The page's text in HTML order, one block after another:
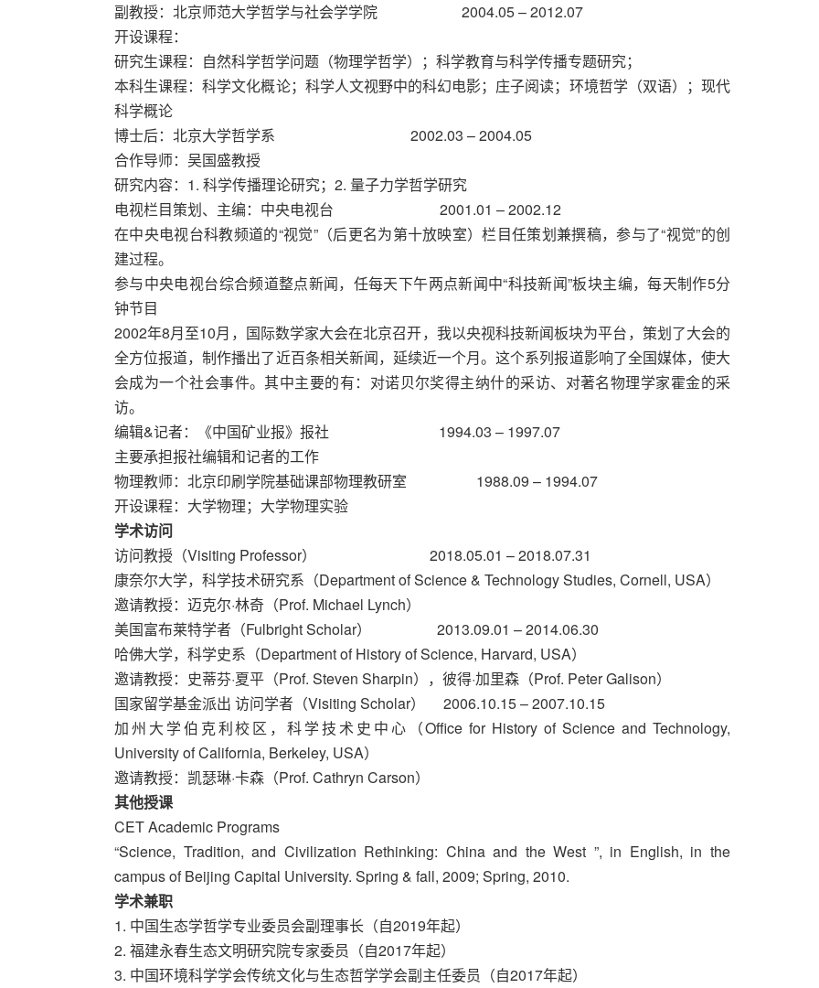
副教授：北京师范大学哲学与社会学学院 2004.05 – 2012.07
开设课程：
研究生课程：自然科学哲学问题（物理学哲学）；科学教育与科学传播专题研究；
本科生课程：科学文化概论；科学人文视野中的科幻电影；庄子阅读；环境哲学（双语）；现代
科学概论
博士后：北京大学哲学系 2002.03 – 2004.05
合作导师：吴国盛教授
研究内容：1. 科学传播理论研究；2. 量子力学哲学研究
电视栏目策划、主编：中央电视台 2001.01 – 2002.12
在中央电视台科教频道的“视觉”（后更名为第十放映室）栏目任策划兼撰稿，参与了“视觉”的创
建过程。
参与中央电视台综合频道整点新闻，任每天下午两点新闻中“科技新闻”板块主编，每天制作5分
钟节目
2002年8月至10月，国际数学家大会在北京召开，我以央视科技新闻板块为平台，策划了大会的
全方位报道，制作播出了近百条相关新闻，延续近一个月。这个系列报道影响了全国媒体，使大
会成为一个社会事件。其中主要的有：对诺贝尔奖得主纳什的采访、对著名物理学家霍金的采
访。
编辑&记者：《中国矿业报》报社 1994.03 – 1997.07
主要承担报社编辑和记者的工作
物理教师：北京印刷学院基础课部物理教研室 1988.09 – 1994.07
开设课程：大学物理；大学物理实验
学术访问
访问教授（Visiting Professor） 2018.05.01 – 2018.07.31
康奈尔大学，科学技术研究系（Department of Science & Technology Studies, Cornell, USA）
邀请教授：迈克尔·林奇（Prof. Michael Lynch）
美国富布莱特学者（Fulbright Scholar） 2013.09.01 – 2014.06.30
哈佛大学，科学史系（Department of History of Science, Harvard, USA）
邀请教授：史蒂芬·夏平（Prof. Steven Sharpin），彼得·加里森（Prof. Peter Galison）
国家留学基金派出 访问学者（Visiting Scholar） 2006.10.15 – 2007.10.15
加州大学伯克利校区，科学技术史中心（Office for History of Science and Technology,
University of California, Berkeley, USA）
邀请教授：凯瑟琳·卡森（Prof. Cathryn Carson）
其他授课
CET Academic Programs
“Science, Tradition, and Civilization Rethinking: China and the West ”, in English, in the
campus of Beijing Capital University. Spring & fall, 2009; Spring, 2010.
学术兼职
1. 中国生态学哲学专业委员会副理事长（自2019年起）
2. 福建永春生态文明研究院专家委员（自2017年起）
3. 中国环境科学学会传统文化与生态哲学学会副主任委员（自2017年起）